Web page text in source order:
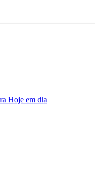
Hoje em dia